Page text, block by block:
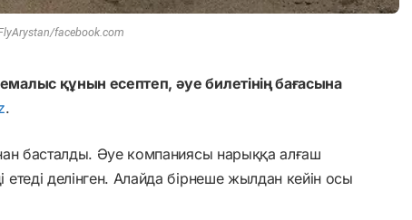
facebook.com
құнын есептеп, әуе билетінің бағасына
.
басталды. Әуе компаниясы нарыққа алғаш
етеді делінген. Алайда бірнеше жылдан кейін осы